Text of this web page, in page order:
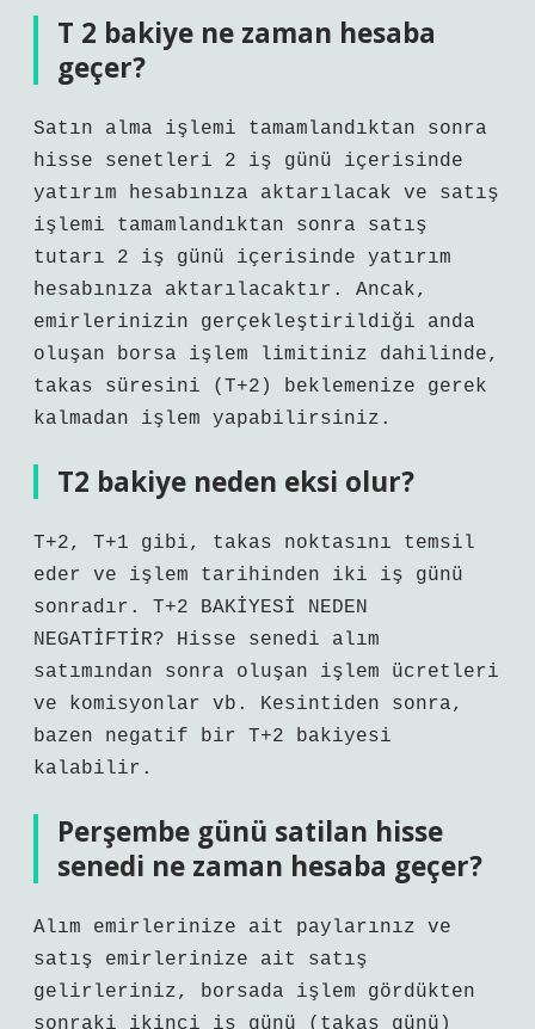
T 2 bakiye ne zaman hesaba
geçer?
Satın alma işlemi tamamlandıktan sonra
hisse senetleri 2 iş günü içerisinde
yatırım hesabınıza aktarılacak ve satış
işlemi tamamlandıktan sonra satış
tutarı 2 iş günü içerisinde yatırım
hesabınıza aktarılacaktır. Ancak,
emirlerinizin gerçekleştirildiği anda
oluşan borsa işlem limitiniz dahilinde,
takas süresini (T+2) beklemenize gerek
kalmadan işlem yapabilirsiniz.
T2 bakiye neden eksi olur?
T+2, T+1 gibi, takas noktasını temsil
eder ve işlem tarihinden iki iş günü
sonradır. T+2 BAKİYESİ NEDEN
NEGATİFTİR? Hisse senedi alım
satımından sonra oluşan işlem ücretleri
ve komisyonlar vb. Kesintiden sonra,
bazen negatif bir T+2 bakiyesi
kalabilir.
Perşembe günü satilan hisse
senedi ne zaman hesaba geçer?
Alım emirlerinize ait paylarınız ve
satış emirlerinize ait satış
gelirleriniz, borsada işlem gördükten
sonraki ikinci iş günü (takas günü)